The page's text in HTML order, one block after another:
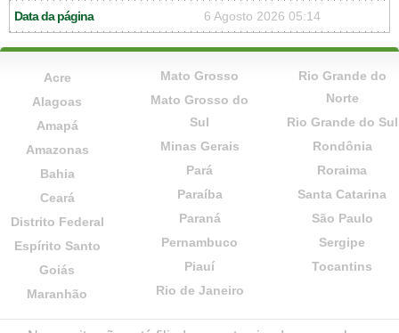
Data da página 6 Agosto 2026 05:14
Acre
Alagoas
Amapá
Amazonas
Bahia
Ceará
Distrito Federal
Espírito Santo
Goiás
Maranhão
Mato Grosso
Mato Grosso do
Sul
Minas Gerais
Pará
Paraíba
Paraná
Pernambuco
Piauí
Rio de Janeiro
Rio Grande do
Norte
Rio Grande do Sul
Rondônia
Roraima
Santa Catarina
São Paulo
Sergipe
Tocantins